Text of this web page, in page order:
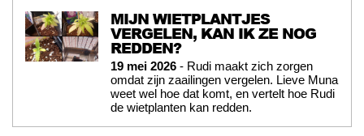
MIJN WIETPLANTJES
VERGELEN, KAN IK ZE NOG
REDDEN?
19 mei 2026 - Rudi maakt zich zorgen
omdat zijn zaailingen vergelen. Lieve Muna
weet wel hoe dat komt, en vertelt hoe Rudi
de wietplanten kan redden.